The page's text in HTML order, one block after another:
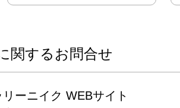
関するお問合せ
リーニイク WEBサイト